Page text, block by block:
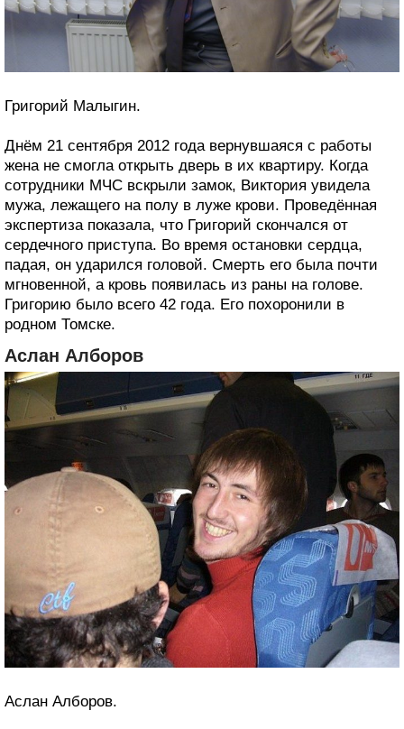
Григорий Малыгин.
Днём 21 сентября 2012 года вернувшаяся с работы
жена не смогла открыть дверь в их квартиру. Когда
сотрудники МЧС вскрыли замок, Виктория увидела
мужа, лежащего на полу в луже крови. Проведённая
экспертиза показала, что Григорий скончался от
сердечного приступа. Во время остановки сердца,
падая, он ударился головой. Смерть его была почти
мгновенной, а кровь появилась из раны на голове.
Григорию было всего 42 года. Его похоронили в
родном Томске.
Аслан Алборов
Аслан Алборов.